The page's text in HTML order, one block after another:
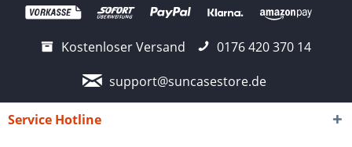
Kostenloser Versand
0176 420 370 14
support@suncasestore.de
Service Hotline